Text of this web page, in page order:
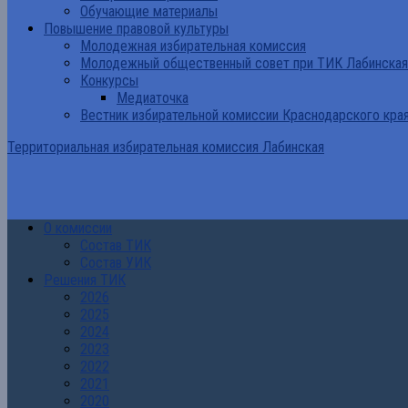
Обучающие материалы
Повышение правовой культуры
Молодежная избирательная комиссия
Молодежный общественный совет при ТИК Лабинская
Конкурсы
Медиаточка
Вестник избирательной комиссии Краснодарского
Территориальная избирательная комиссия Лабинская
О комиссии
Состав ТИК
Состав УИК
Решения ТИК
2026
2025
2024
2023
2022
2021
2020